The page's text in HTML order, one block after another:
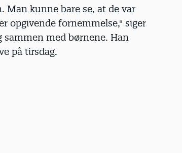
Man kunne bare se, at de var
opgivende fornemmelse," siger
sammen med børnene. Han
på tirsdag.